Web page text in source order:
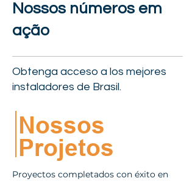
Nossos números em
ação
Obtenga acceso a los mejores
instaladores de Brasil.
Nossos
Projetos
Proyectos completados con éxito en